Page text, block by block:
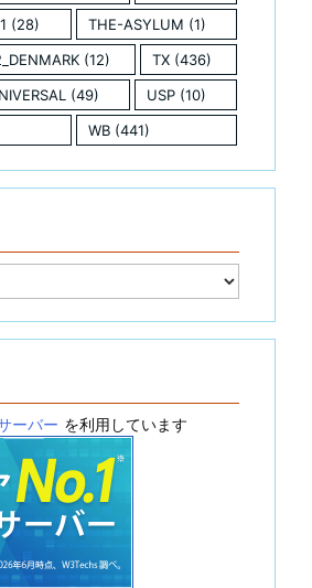
(28) THE-ASYLUM (1)
(12) TX (436)
(49) USP (10)
WB (441)
ーバー を利用しています